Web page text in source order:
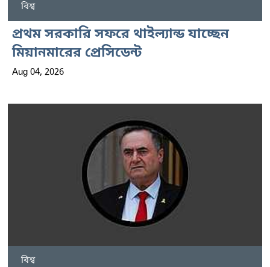
বিশ্ব
প্রথম সরকারি সফরে থাইল্যান্ড যাচ্ছেন
মিয়ানমারের প্রেসিডেন্ট
Aug 04, 2026
বিশ্ব